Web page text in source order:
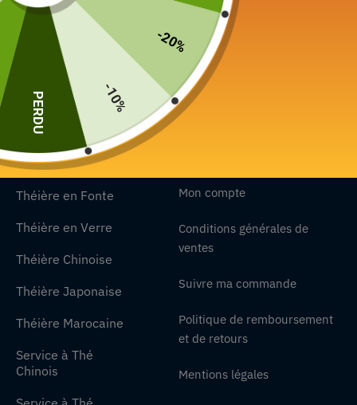
Djinn tea propose un large choix de produit,
forcément la théière qui vous convient.
Contactez-nous
Nos collections
Théière en Fonte
Théière en Verre
Théière Chinoise
Théière Japonaise
Théière Marocaine
Service à Thé
Chinois
Mon compte
Conditions générales de
ventes
Suivre ma commande
Politique de remboursement
et de retours
Mentions légales
-20%
-10%
PERDU